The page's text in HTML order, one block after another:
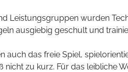
Leistungsgruppen wurden
ausgiebig geschult und
auch das freie Spiel,
nicht zu kurz. Für das leibliche